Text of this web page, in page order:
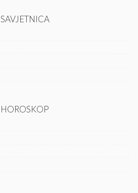
SAVJETNICA
HOROSKOP